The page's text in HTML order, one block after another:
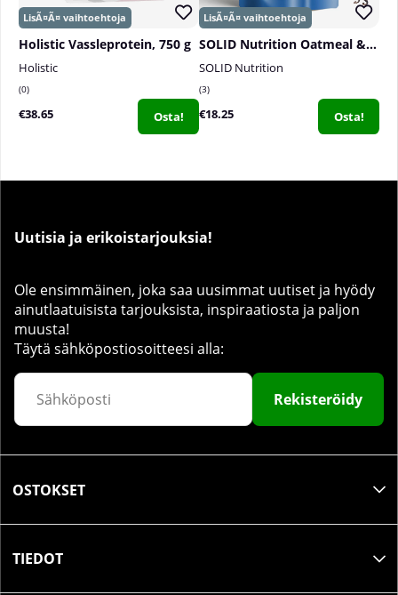
Holistic Vassleprotein, 750 g
Holistic
0
€38.65 Osta!
SOLID Nutrition Oatmeal & Protein Mix, 750 g
SOLID Nutrition
3
€18.25 Osta!
Uutisia ja erikoistarjouksia!
Ole ensimmäinen, joka saa uusimmat uutiset ja hyödy
ainutlaatuisista tarjouksista, inspiraatiosta ja paljon
muusta!
Täytä sähköpostiosoitteesi alla:
Rekisteröidy
OSTOKSET
TIEDOT